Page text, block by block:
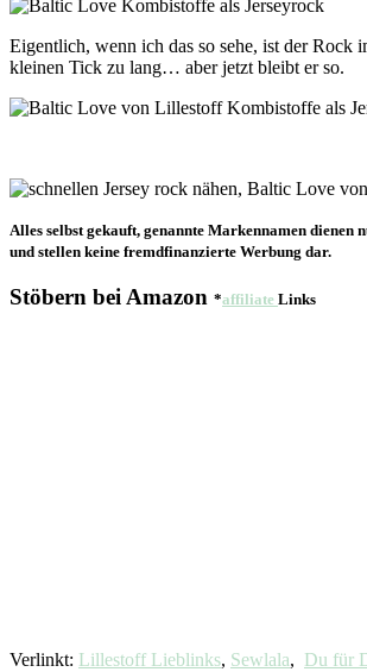
Eigentlich, wenn ich das so sehe, ist der Rock
kleinen Tick zu lang… aber jetzt bleibt er so.
Alles selbst gekauft, genannte Markennamen dienen
und stellen keine fremdfinanzierte Werbung dar.
Stöbern bei Amazon *affiliate Links
Verlinkt: Lillestoff Lieblinks, Sewlala, Du für